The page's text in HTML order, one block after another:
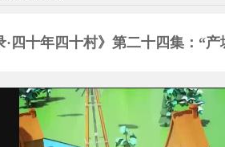
·四十年四十村》第二十四集：“